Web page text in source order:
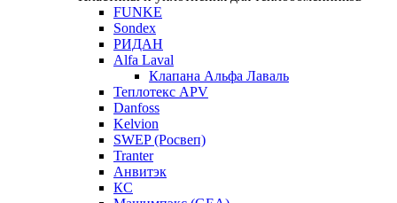
FUNKE
Sondex
РИДАН
Alfa Laval
Клапана Альфа Лаваль
Теплотекс APV
Danfoss
Kelvion
SWEP (Росвеп)
Tranter
Анвитэк
КС